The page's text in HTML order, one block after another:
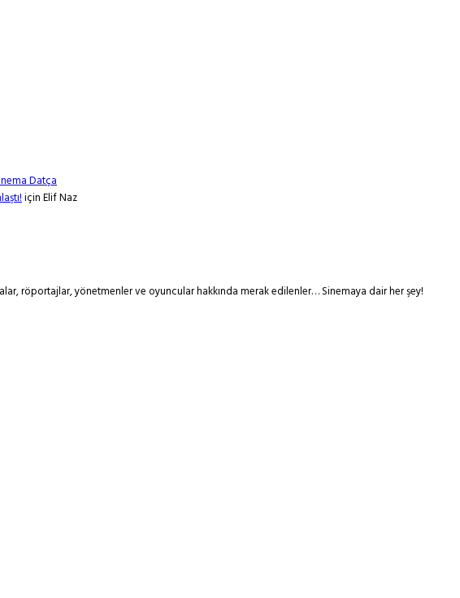
Datça
içinElif Naz
röportajlar, yönetmenler ve oyuncular hakkında merak edilenler… Sinemaya dair her şey!